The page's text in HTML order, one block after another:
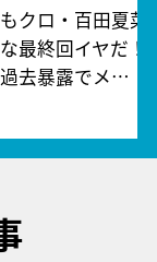
クロ・百田夏菜
最終回イヤだ！
去暴露でメ…